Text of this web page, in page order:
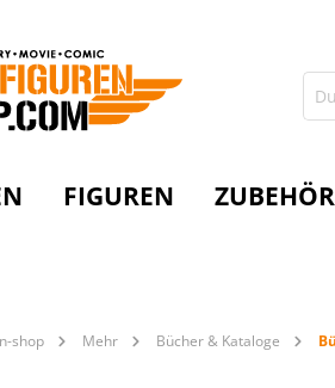
FIGUREN ZUBEHÖR
shop Mehr Bücher & Kataloge